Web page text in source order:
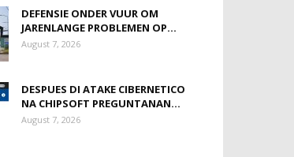
DEFENSIE ONDER VUUR OM
JARENLANGE PROBLEMEN OP...
August 7, 2026
DESPUES DI ATAKE CIBERNETICO
NA CHIPSOFT PREGUNTANAN...
August 7, 2026